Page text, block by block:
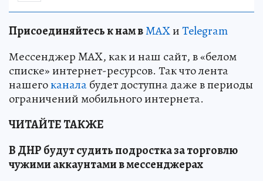
Присоединяйтесь к нам вMAXиTelegram
Мессенджер MAX, как и наш сайт, в «белом
списке» интернет-ресурсов. Так что лента
нашегоканалабудет доступна даже в периоды
ограничений мобильного интернета.
ЧИТАЙТЕ ТАКЖЕ
В ДНР будут судить подростка за торговлю
чужими аккаунтами в мессенджерах